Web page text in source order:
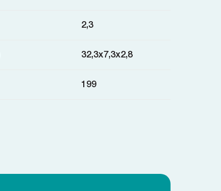
2,3
32,3x7,3x2,8
199